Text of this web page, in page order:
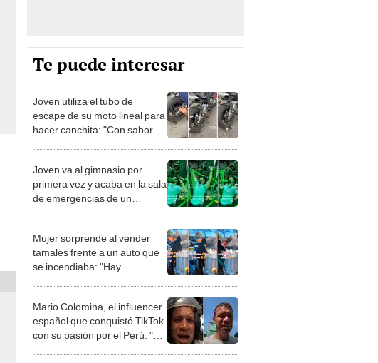
Te puede interesar
Joven utiliza el tubo de
escape de su moto lineal para
hacer canchita: "Con sabor a
Joven va al gimnasio por
primera vez y acaba en la sala
de emergencias de un
Mujer sorprende al vender
tamales frente a un auto que
se incendiaba: "Hay
Mario Colomina, el influencer
español que conquistó TikTok
con su pasión por el Perú: "Mi